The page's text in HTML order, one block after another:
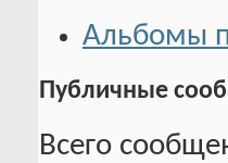
Альбомы
Публичные
Всего